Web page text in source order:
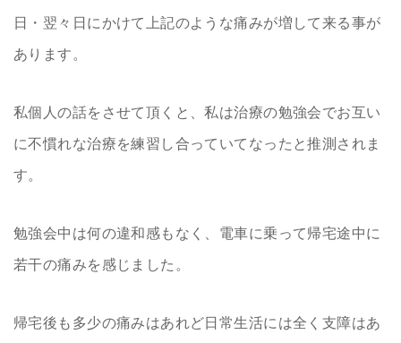
日・翌々日にかけて上記のような痛みが増して来る事が
あります。
私個人の話をさせて頂くと、私は治療の勉強会でお互い
に不慣れな治療を練習し合っていてなったと推測されま
す。
勉強会中は何の違和感もなく、電車に乗って帰宅途中に
若干の痛みを感じました。
帰宅後も多少の痛みはあれど日常生活には全く支障はあ